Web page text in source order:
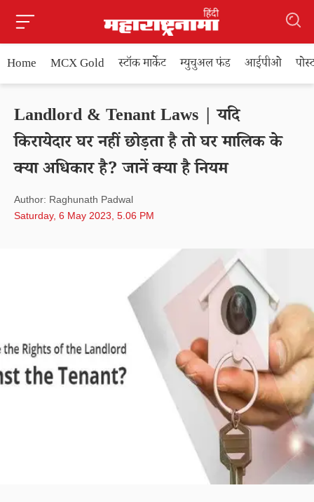
Home MCX Gold स्टॉक मार्केट म्युचुअल फंड आईपीओ
Landlord & Tenant Laws | यदि
किरायेदार घर नहीं छोड़ता है तो घर मालिक के
क्या अधिकार है? जानें क्या है नियम
Author: Raghunath Padwal
Saturday, 6 May 2023, 5.06 PM